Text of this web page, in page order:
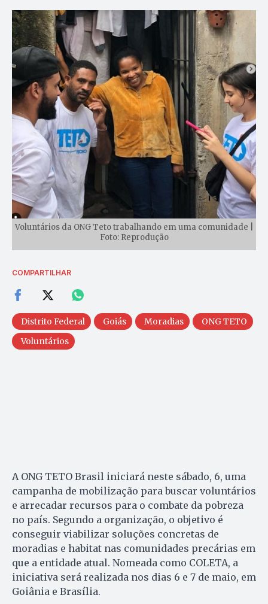
Voluntários da ONG Teto trabalhando em uma comunidade |
Foto: Reprodução
COMPARTILHAR
Distrito Federal Goiás Moradias
ONG TETO
Voluntários
A ONG TETO Brasil iniciará neste sábado, 6, uma
campanha de mobilização para buscar voluntários
e arrecadar recursos para o combate da pobreza
no país. Segundo a organização, o objetivo é
conseguir viabilizar soluções concretas de
moradias e habitat nas comunidades precárias em
que a entidade atual. Nomeada como COLETA, a
iniciativa será realizada nos dias 6 e 7 de maio, em
Goiânia e Brasília.